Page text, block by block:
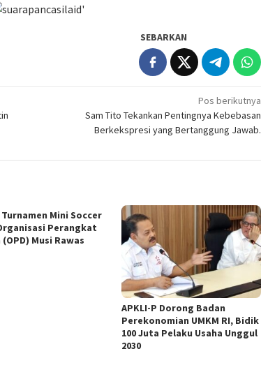
SEBARKAN
Pos berikutnya
Sam Tito Tekankan Pentingnya Kebebasan
Berkekspresi yang Bertanggung Jawab.
Mini Soccer
Perangkat
Musi Rawas
APKLI-P Dorong Badan
Perekonomian UMKM RI, Bidik
100 Juta Pelaku Usaha Unggul
2030